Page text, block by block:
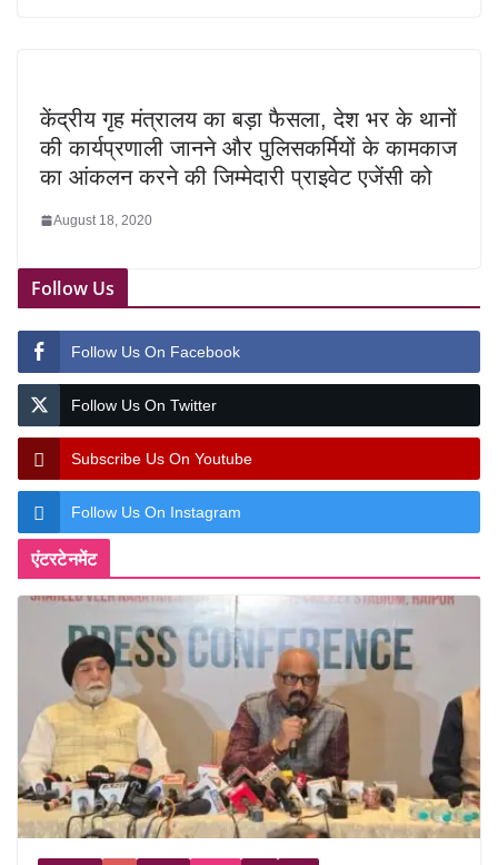
केंद्रीय गृह मंत्रालय का बड़ा फैसला, देश भर के थानों
की कार्यप्रणाली जानने और पुलिसकर्मियों के कामकाज
का आंकलन करने की जिम्मेदारी प्राइवेट एजेंसी को
August 18, 2020
Follow Us
Follow Us On Facebook
Follow Us On Twitter
Subscribe Us On Youtube
Follow Us On Instagram
एंटरटेनमेंट